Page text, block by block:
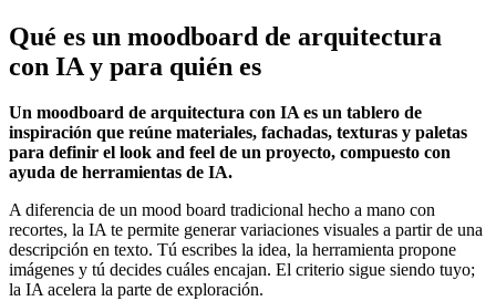
Qué es un moodboard de arquitectura
con IA y para quién es
Un moodboard de arquitectura con IA es un tablero de
inspiración que reúne materiales, fachadas, texturas y paletas
para definir el look and feel de un proyecto, compuesto con
ayuda de herramientas de IA.
A diferencia de un mood board tradicional hecho a mano con
recortes, la IA te permite generar variaciones visuales a partir de una
descripción en texto. Tú escribes la idea, la herramienta propone
imágenes y tú decides cuáles encajan. El criterio sigue siendo tuyo;
la IA acelera la parte de exploración.